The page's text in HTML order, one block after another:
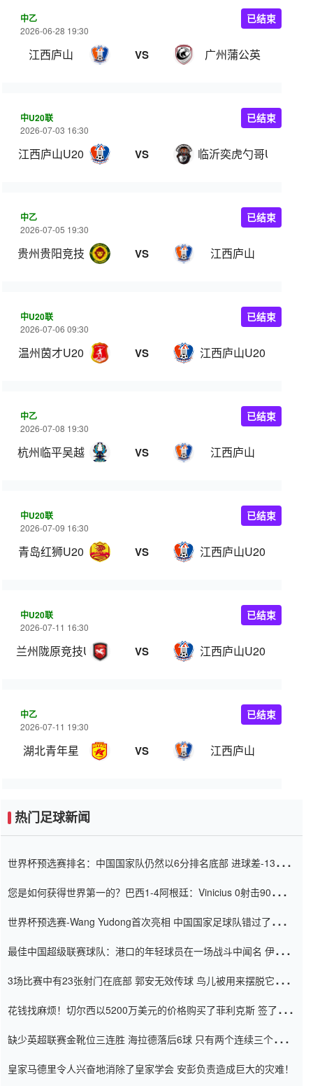
中乙
2026-06-28 19:30
江西庐山 VS 广州蒲公英
已结束
中U20联
2026-07-03 16:30
江西庐山U20 VS 临沂奕虎勺哥U20
已结束
中乙
2026-07-05 19:30
贵州贵阳竞技 VS 江西庐山
已结束
中U20联
2026-07-06 09:30
温州茵才U20 VS 江西庐山U20
已结束
中乙
2026-07-08 19:30
杭州临平吴越 VS 江西庐山
已结束
中U20联
2026-07-09 16:30
青岛红狮U20 VS 江西庐山U20
已结束
中U20联
2026-07-11 16:30
兰州陇原竞技U20 VS 江西庐山U20
已结束
中乙
2026-07-11 19:30
湖北青年星 VS 江西庐山
已结束
热门足球新闻
世界杯预选赛排名：中国国家队仍然以6分排名底部 进球差-13令人
您是如何获得世界第一的？巴西1-4阿根廷：Vinicius 0射击90分钟
世界杯预选赛-Wang Yudong首次亮相 中国国家足球队错过了世界
最佳中国超级联赛球队：港口的年轻球员在一场战斗中闻名 伊万放
3场比赛中有23张射门在底部 郭安无效传球 鸟儿被用来摆脱它
花钱找麻烦！切尔西以5200万美元的价格购买了菲利克斯 签了7年
缺少英超联赛金靴位三连胜 海拉德落后6球 只有两个连续三个连续
皇家马德里令人兴奋地消除了皇家学会 安彭负责造成巨大的灾难！